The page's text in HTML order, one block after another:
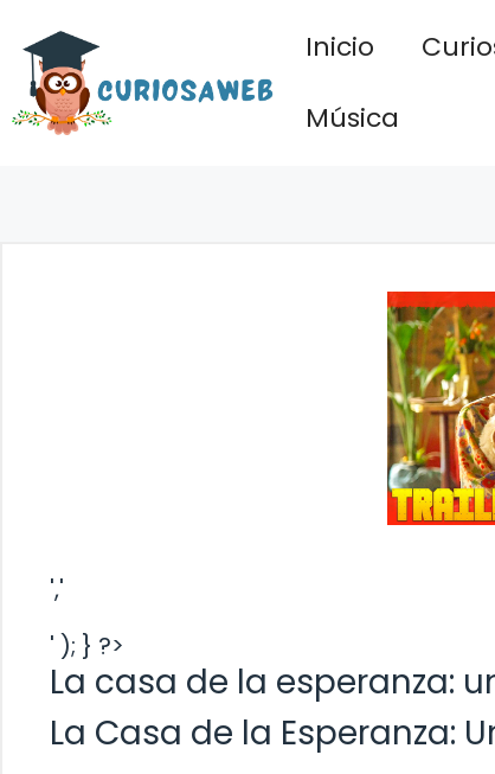
contenido
Inicio
Música
','
' ); } ?>
La casa de la esperanza:
La Casa de la Esperanza: